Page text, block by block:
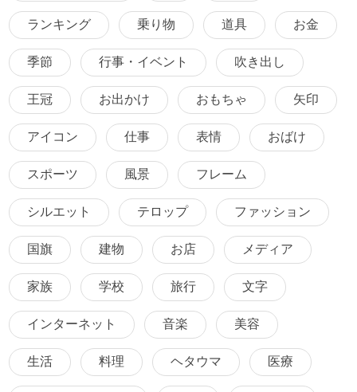
ランキング 乗り物 道具 お金
季節 行事・イベント 吹き出し
王冠 お出かけ おもちゃ 矢印
アイコン 仕事 表情 おばけ
スポーツ 風景 フレーム
シルエット テロップ ファッション
国旗 建物 お店 メディア
家族 学校 旅行 文字
インターネット 音楽 美容
生活 料理 ヘタウマ 医療